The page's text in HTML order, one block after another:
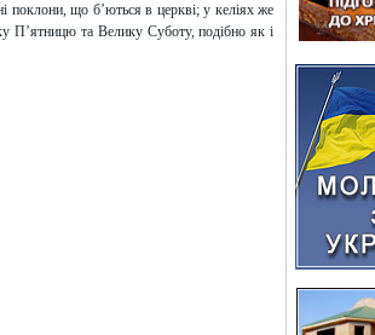
поклони, що б’ються в церкві; у келіях же
П’ятницю та Велику Суботу, подібно як і